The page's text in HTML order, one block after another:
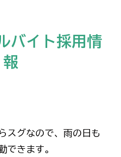
バイト採用情
報
スグなので、雨の日も
できます。